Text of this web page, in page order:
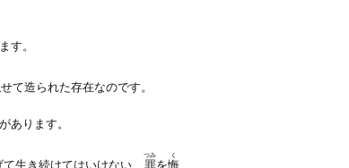
す。
て造られた存在なのです。
あります。
生き続けてはいけない、 罪
つみ
を悔
く